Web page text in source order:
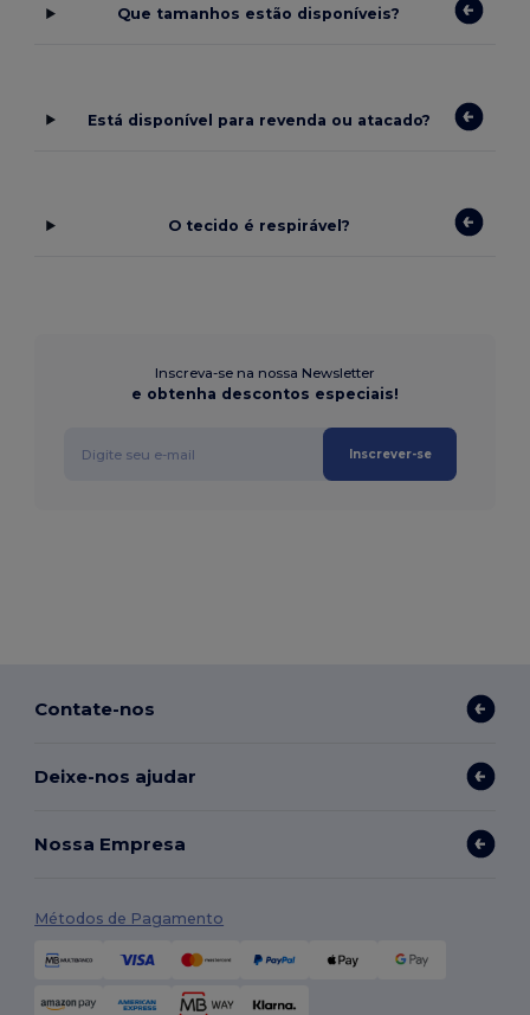
Que tamanhos estão disponíveis?
Está disponível para revenda ou atacado?
O tecido é respirável?
Inscreva-se na nossa Newsletter
e obtenha descontos especiais!
Inscrever-se
Contate-nos
Deixe-nos ajudar
Nossa Empresa
Métodos de Pagamento